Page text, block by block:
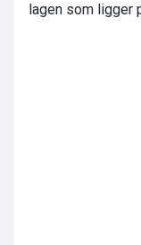
lagen som ligger